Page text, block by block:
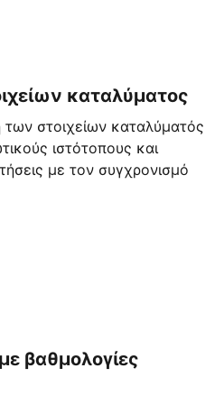
καταλύματος
στοιχείων καταλύματός
ιστότοπους και
με τον συγχρονισμό
βαθμολογίες